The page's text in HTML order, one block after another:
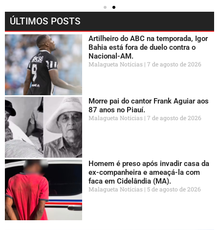
ÚLTIMOS POSTS
Artilheiro do ABC na temporada, Igor
Bahia está fora de duelo contra o
Nacional-AM.
Malagueta Notícias 7 de agosto de 2026
Morre pai do cantor Frank Aguiar aos
87 anos no Piauí.
Malagueta Notícias 7 de agosto de 2026
Homem é preso após invadir casa da
ex-companheira e ameaçá-la com
faca em Cidelândia (MA).
Malagueta Notícias 5 de agosto de 2026